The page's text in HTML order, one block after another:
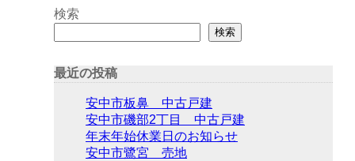
検索
検索
最近の投稿
安中市板鼻 中古戸建
安中市磯部2丁目 中古戸建
年末年始休業日のお知らせ
安中市鷺宮 売地